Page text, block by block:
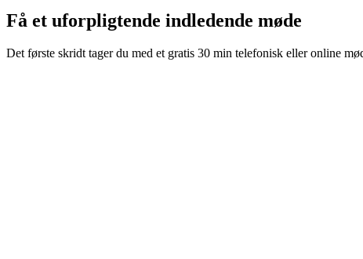
Få et uforpligtende indledende møde
Det første skridt tager du med et gratis 30 min telefonisk eller online